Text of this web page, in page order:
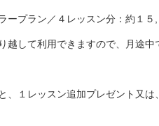
プラン／４レッスン分：約１５,
して利用できますので、月途中
、１レッスン追加プレゼント又